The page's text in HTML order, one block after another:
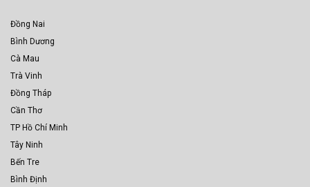
Đồng Nai
Bình Dương
Cà Mau
Trà Vinh
Đồng Tháp
Cần Thơ
TP Hồ Chí Minh
Tây Ninh
Bến Tre
Bình Định